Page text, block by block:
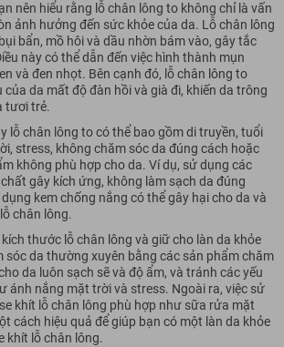
nên hiểu rằng lỗ chân lông to không chỉ là vấn
ảnh hưởng đến sức khỏe của da. Lỗ chân lông
bẩn, mồ hôi và dầu nhờn bám vào, gây tắc
này có thể dẫn đến việc hình thành mụn
và đen nhọt. Bên cạnh đó, lỗ chân lông to
của da mất độ đàn hồi và già đi, khiến da trông
tươi trẻ.
lỗ chân lông to có thể bao gồm di truyền, tuổi
stress, không chăm sóc da đúng cách hoặc
không phù hợp cho da. Ví dụ, sử dụng các
gây kích ứng, không làm sạch da đúng
kem chống nắng có thể gây hại cho da và
chân lông.
thước lỗ chân lông và giữ cho làn da khỏe
sóc da thường xuyên bằng các sản phẩm chăm
da luôn sạch sẽ và độ ẩm, và tránh các yếu
ánh nắng mặt trời và stress. Ngoài ra, việc sử
khít lỗ chân lông phù hợp như sữa rửa mặt
cách hiệu quả để giúp bạn có một làn da khỏe
khít lỗ chân lông.